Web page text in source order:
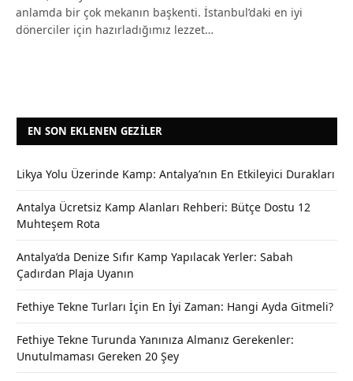
anlamda bir çok mekanın başkenti. İstanbul’daki en iyi
dönerciler için hazırladığımız lezzet…
EN SON EKLENEN GEZILER
Likya Yolu Üzerinde Kamp: Antalya’nın En Etkileyici Durakları
Antalya Ücretsiz Kamp Alanları Rehberi: Bütçe Dostu 12
Muhteşem Rota
Antalya’da Denize Sıfır Kamp Yapılacak Yerler: Sabah
Çadırdan Plaja Uyanın
Fethiye Tekne Turları İçin En İyi Zaman: Hangi Ayda Gitmeli?
Fethiye Tekne Turunda Yanınıza Almanız Gerekenler:
Unutulmaması Gereken 20 Şey